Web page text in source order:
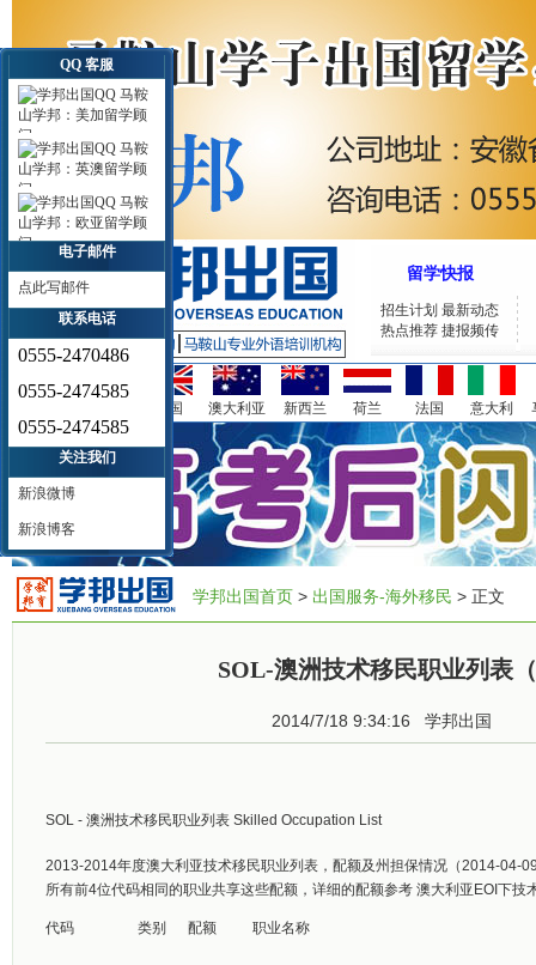
留学快报
招生计划 最新动态
热点推荐 捷报频传
英国 澳大利亚 新西兰 荷兰 法国 意大利
学邦出国首页 > 出国服务-海外移民 > 正文
SOL-澳洲技术移民职业列表
2014/7/18 9:34:16 学邦出国
SOL - 澳洲技术移民职业列表 Skilled Occupation List
2013-2014年度澳大利亚技术移民职业列表，配额及州担保情况（2014-04-
所有前4位代码相同的职业共享这些配额，详细的配额参考 澳大利亚EOI下技
代码 类别 配额 职业名称
QQ 客服
马鞍
山学邦：美加留学顾
问
马鞍
山学邦：英澳留学顾
问
马鞍
山学邦：欧亚留学顾
问
电子邮件
点此写邮件
联系电话
0555-2470486
0555-2474585
0555-2474585
关注我们
新浪微博
新浪博客